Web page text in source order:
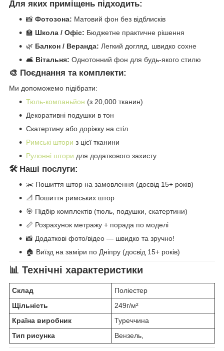
Для яких приміщень підходить:
📸 Фотозона: Матовий фон без відблисків
🏫 Школа / Офіс: Бюджетне практичне рішення
🌿 Балкон / Веранда: Легкий догляд, швидко сохне
🛋️ Вітальня: Однотонний фон для будь-якого стилю
🎨 Поєднання та комплекти:
Ми допоможемо підібрати:
Тюль-компаньйон (з 20,000 тканин)
Декоративні подушки в тон
Скатертину або доріжку на стіл
Римські штори з цієї тканини
Рулонні штори для додаткового захисту
🛠️ Наші послуги:
✂️ Пошиття штор на замовлення (досвід 15+ років)
📐 Пошиття римських штор
🎯 Підбір комплектів (тюль, подушки, скатертини)
📏 Розрахунок метражу + порада по моделі
📸 Додаткові фото/відео — швидко та зручно!
🏠 Виїзд на заміри по Дніпру (досвід 15+ років)
📊 Технічні характеристики
Склад
Поліестер
Щільність
249г/м²
Країна виробник
Туреччина
Тип рисунка
Вензель,